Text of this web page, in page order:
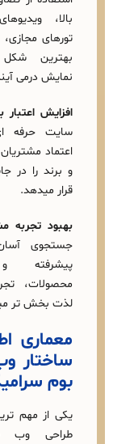
معرفی و
مجازی، محصولات به
شکل ممکن به
آیند.
برند:یک وب‌
ای و مدرن،
را جلب کرده
در جایگاهی معتبر
مشتری: امکان
آسان، فیلترهای
و مقایسه
تجربه خرید را
تر میکند.
اطلاعات و
وب‌ سایت
ترین جنبه‌ های
وب‌ سایت بوم